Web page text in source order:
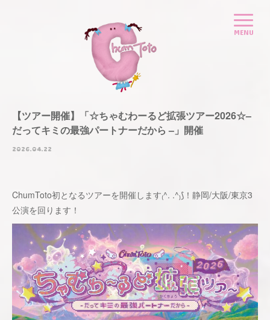
【ツアー開催】「☆ちゃむわーるど拡張ツアー2026☆–
だってキミの最強パートナーだから –」開催
2026.04.22
ChumToto初となるツアーを開催します₍^. .^₎⟆！静岡/大阪/東京3
公演を回ります！